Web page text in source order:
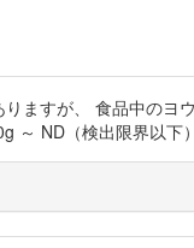
ますが、 食品中の
～ ND（検出限界以